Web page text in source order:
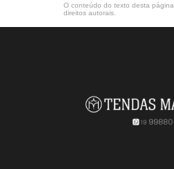
O conteúdo do texto desta
direitos autorais